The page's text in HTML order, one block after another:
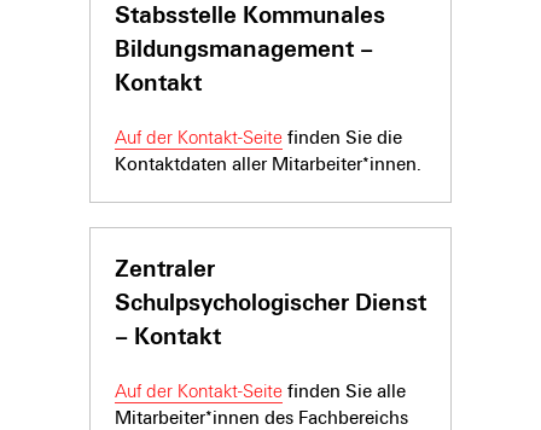
Stabsstelle Kommunales
Bildungsmanagement –
Kontakt
Auf der Kontakt-Seite finden Sie die
Kontaktdaten aller Mitarbeiter*innen.
Zentraler
Schulpsychologischer Dienst
– Kontakt
Auf der Kontakt-Seite finden Sie alle
Mitarbeiter*innen des Fachbereichs